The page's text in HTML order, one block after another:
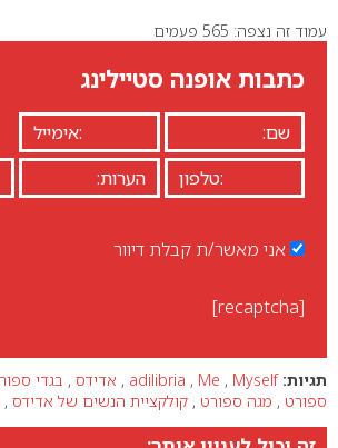
0
עמוד זה נצפה: 565 פעמים
כתבות אופנה סטיילינג
אני מאשר/ת קבלת דיוור
[recaptcha]
תגיות: adilibria , Me , Myself
, אדידס , בגדי
ספורט , מגה ספורט , קולקציית הנשים של אדידס ,